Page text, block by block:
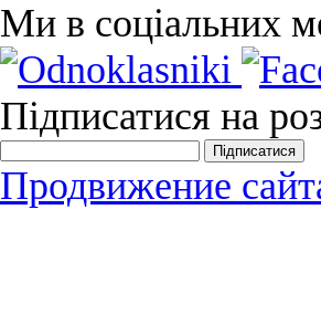
Ми в соціальних
Підписатися на
Підписатися
Продвижение